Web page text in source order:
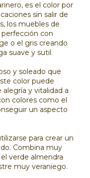
es el color por
sin salir de
los muebles de
perfección con
o el gris creando
suave y sutil.
y soleado que
color puede
y vitalidad a
colores como el
un aspecto
para crear un
Combina muy
verde almendra
muy veraniego.